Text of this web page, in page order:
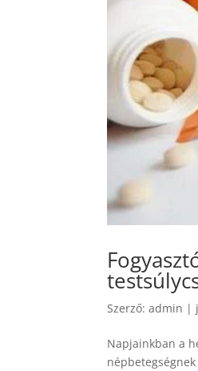
Szerző:admin |
Napjainkban a